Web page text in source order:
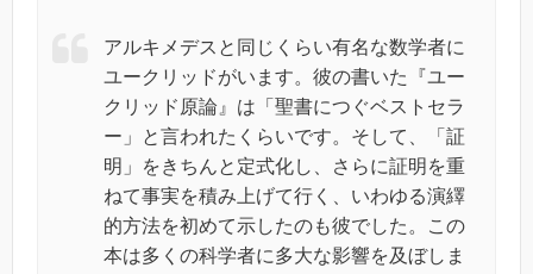
アルキメデスと同じくらい有名な数学者に
ユークリッドがいます。彼の書いた『ユー
クリッド原論』は「聖書につぐベストセラ
ー」と言われたくらいです。そして、「証
明」をきちんと定式化し、さらに証明を重
ねて事実を積み上げて行く、いわゆる演繹
的方法を初めて示したのも彼でした。この
本は多くの科学者に多大な影響を及ぼしま